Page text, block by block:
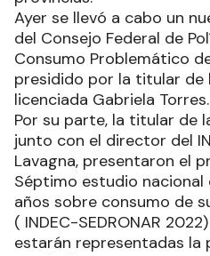
Ayer se llevó a cabo un
del Consejo Federal de
Consumo Problemático
presidido por la titular de
licenciada Gabriela Torres.
Por su parte, la titular de
junto con el director del
Lavagna, presentaron el
Séptimo estudio nacional
años sobre consumo de
( INDEC-SEDRONAR
estarán representadas la